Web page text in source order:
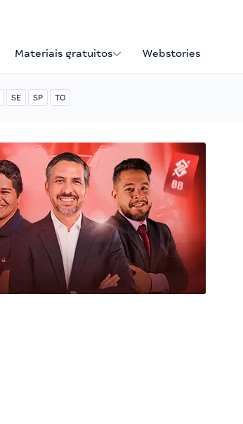
Materiais gratuitos Webstories
SE SP TO